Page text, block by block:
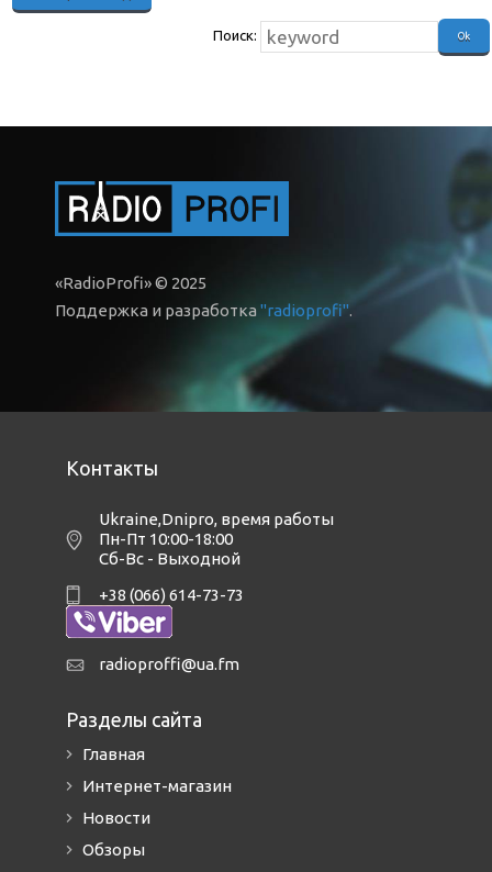
Поиск:
«RadioProfi» © 2025
Поддержка и разработка"radioprofi".
Контакты
Ukraine,Dnipro, время работы
Пн-Пт 10:00-18:00
Сб-Вс - Выходной
+38 (066) 614-73-73
radioproffi@ua.fm
Разделы сайта
Главная
Интернет-магазин
Новости
Обзоры